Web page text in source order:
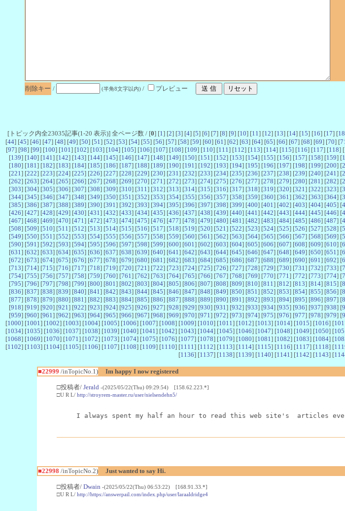
削除キー / (半角8文字以内) / プレビュー
[トピック内全23035記事(1-20 表示)] 全ページ数 / [0] [1 ] [2] [3] [4] [5] [6] [7] [8] [9] [10] [11 ] [12] [13] [14] [15] [16] [17] [18
[44] [45] [46] [47] [48] [49] [50] [51 ] [52] [53] [54] [55] [56] [57] [58] [59] [60] [61 ] [62] [63] [64] [65] [66] [67] [68] [69] [70] [71
[97] [98] [99] [100] [101 ] [102] [103] [104] [105] [106] [107] [108] [109] [110] [111 ] [112] [113] [114] [115] [116] [117] [118] [
[139] [140] [141 ] [142] [143] [144] [145] [146] [147] [148] [149] [150] [151 ] [152] [153] [154] [155] [156] [157] [158] [159] [
[180] [181 ] [182] [183] [184] [185] [186] [187] [188] [189] [190] [191 ] [192] [193] [194] [195] [196] [197] [198] [199] [200] [
[221 ] [222] [223] [224] [225] [226] [227] [228] [229] [230] [231 ] [232] [233] [234] [235] [236] [237] [238] [239] [240] [241 ] [
[262] [263] [264] [265] [266] [267] [268] [269] [270] [271 ] [272] [273] [274] [275] [276] [277] [278] [279] [280] [281 ] [282] [
[303] [304] [305] [306] [307] [308] [309] [310] [311 ] [312] [313] [314] [315] [316] [317] [318] [319] [320] [321 ] [322] [323] [
[344] [345] [346] [347] [348] [349] [350] [351 ] [352] [353] [354] [355] [356] [357] [358] [359] [360] [361 ] [362] [363] [364] [
[385] [386] [387] [388] [389] [390] [391 ] [392] [393] [394] [395] [396] [397] [398] [399] [400] [401 ] [402] [403] [404] [405] [
[426] [427] [428] [429] [430] [431 ] [432] [433] [434] [435] [436] [437] [438] [439] [440] [441 ] [442] [443] [444] [445] [446] [
[467] [468] [469] [470] [471 ] [472] [473] [474] [475] [476] [477] [478] [479] [480] [481 ] [482] [483] [484] [485] [486] [487] [
[508] [509] [510] [511 ] [512] [513] [514] [515] [516] [517] [518] [519] [520] [521 ] [522] [523] [524] [525] [526] [527] [528] [
[549] [550] [551 ] [552] [553] [554] [555] [556] [557] [558] [559] [560] [561 ] [562] [563] [564] [565] [566] [567] [568] [569] [
[590] [591 ] [592] [593] [594] [595] [596] [597] [598] [599] [600] [601 ] [602] [603] [604] [605] [606] [607] [608] [609] [610] [
[631 ] [632] [633] [634] [635] [636] [637] [638] [639] [640] [641 ] [642] [643] [644] [645] [646] [647] [648] [649] [650] [651 ] [
[672] [673] [674] [675] [676] [677] [678] [679] [680] [681 ] [682] [683] [684] [685] [686] [687] [688] [689] [690] [691 ] [692] [
[713] [714] [715] [716] [717] [718] [719] [720] [721 ] [722] [723] [724] [725] [726] [727] [728] [729] [730] [731 ] [732] [733] [
[754] [755] [756] [757] [758] [759] [760] [761 ] [762] [763] [764] [765] [766] [767] [768] [769] [770] [771 ] [772] [773] [774] [
[795] [796] [797] [798] [799] [800] [801 ] [802] [803] [804] [805] [806] [807] [808] [809] [810] [811 ] [812] [813] [814] [815] [
[836] [837] [838] [839] [840] [841 ] [842] [843] [844] [845] [846] [847] [848] [849] [850] [851 ] [852] [853] [854] [855] [856] [
[877] [878] [879] [880] [881 ] [882] [883] [884] [885] [886] [887] [888] [889] [890] [891 ] [892] [893] [894] [895] [896] [897] [
[918] [919] [920] [921 ] [922] [923] [924] [925] [926] [927] [928] [929] [930] [931 ] [932] [933] [934] [935] [936] [937] [938] [
[959] [960] [961 ] [962] [963] [964] [965] [966] [967] [968] [969] [970] [971 ] [972] [973] [974] [975] [976] [977] [978] [979] [
[1000] [1001 ] [1002] [1003] [1004] [1005] [1006] [1007] [1008] [1009] [1010] [1011 ] [1012] [1013] [1014] [1015] [1016] [
[1034] [1035] [1036] [1037] [1038] [1039] [1040] [1041 ] [1042] [1043] [1044] [1045] [1046] [1047] [1048] [1049] [1050] [
[1068] [1069] [1070] [1071 ] [1072] [1073] [1074] [1075] [1076] [1077] [1078] [1079] [1080] [1081 ] [1082] [1083] [1084] [
[1102] [1103] [1104] [1105] [1106] [1107] [1108] [1109] [1110] [1111 ] [1112] [1113] [1114] [1115] [1116] [1117] [1118] [
[1136] [1137] [1138] [1139] [1140] [1141 ] [1142] [1143] [
■22999 /inTopicNo.1) Im happy I now registered
□投稿者/ Jerald -(2025/05/22(Thu) 09:29:54) [158.62.223.*]
□U R L/ http://stroyrem-master.ru/user/nielsendehn5/
I always spent my half an hour to read this web site's  articles
■22998 /inTopicNo.2) Just wanted to say Hi.
□投稿者/ Dwain -(2025/05/22(Thu) 06:53:22) [168.91.33.*]
□U R L/ http://https://answerpail.com/index.php/user/laraaldridge4